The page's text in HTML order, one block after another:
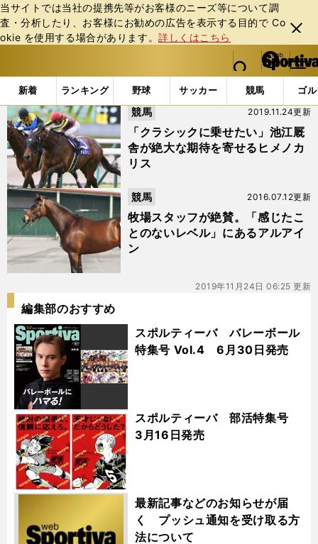
当サイトでは当社の提携先等がお客様のニーズ等について調
査・分析したり、お客様にお勧めの広告を表⽰する⽬的で Co
okie を使⽤する場合があります。詳しくはこちら
閉じ
る
web Sportiva (webスポルティーバ)
検索
マイペ
ー
ジ
メニュ
新着 ランキング 野球 サッカー 競馬 ゴ
b
ス
ポ
ル
テ
ィ
ー
バ
「#ドバイマジェスティ」の最新ニュース・ 情報
「クラシックに乗せたい」池江厩
舎が絶大な期待を寄せるヒメノカ
リス
2019.11.24更新
競馬
牧場スタッフが絶賛。「感じたこ
とのないレベル」にあるアルアイ
ン
2016.07.12更新
競馬
2019年11月24日 06:25 更新
編集部のおすすめ
スポルティーバ バレーボール
特集号 Vol.4 6月30日発売
スポルティーバ 部活特集号
3月16日発売
最新記事などのお知らせが届
く プッシュ通知を受け取る方
法について